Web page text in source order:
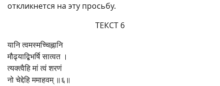
откликнется на эту просьбу.
ТЕКСТ 6
यानि त्वमस्मच्चिह्नानि
मौढ्याद्बिभर्षि सात्वत ।
त्यक्त्वैहि मां त्वं शरणं
नो चेद्देहि ममाहवम् ॥६॥